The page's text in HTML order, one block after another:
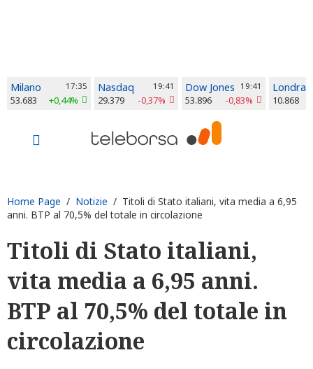
Milano 17:35
53.683 +0,44%
Nasdaq 19:41
29.379 -0,37%
Dow Jones 19:41
53.896 -0,83%
Londra
10.868
Home Page / Notizie / Titoli di Stato italiani, vita media a 6,95
anni. BTP al 70,5% del totale in circolazione
Titoli di Stato italiani,
vita media a 6,95 anni.
BTP al 70,5% del totale in
circolazione